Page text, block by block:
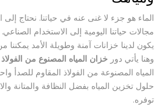
الماء هو جزء لا غنى عنه في حياتنا. نحتاج
مجالات حياتنا اليومية إلى الاستخدام
يكون لدينا خزانات آمنة وطويلة الأمد يمكننا
وهنا يأتي دور خزان المياه المصنوع من
المياه المصنوعة من الفولاذ المقاوم للصدأ
حلول تخزين المياه بفضل النظافة والمتانة
توفره.